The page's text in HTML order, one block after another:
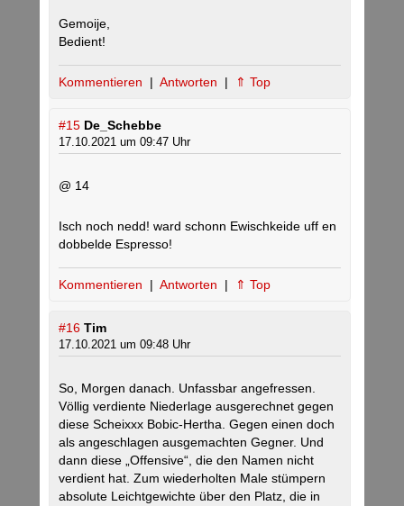
Gemoije,
Bedient!
Kommentieren | Antworten | ⇑ Top
#15 De_Schebbe
17.10.2021 um 09:47 Uhr
@ 14
Isch noch nedd! ward schonn Ewischkeide uff en
dobbelde Espresso!
Kommentieren | Antworten | ⇑ Top
#16 Tim
17.10.2021 um 09:48 Uhr
So, Morgen danach. Unfassbar angefressen.
Völlig verdiente Niederlage ausgerechnet gegen
diese Scheixxx Bobic-Hertha. Gegen einen doch
als angeschlagen ausgemachten Gegner. Und
dann diese „Offensive“, die den Namen nicht
verdient hat. Zum wiederholten Male stümpern
absolute Leichtgewichte über den Platz, die in